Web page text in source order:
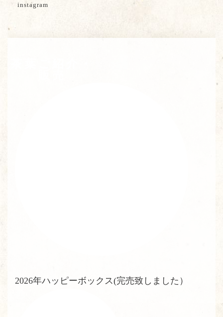
instagram
2026年ハッピーボックス(完売致しました）